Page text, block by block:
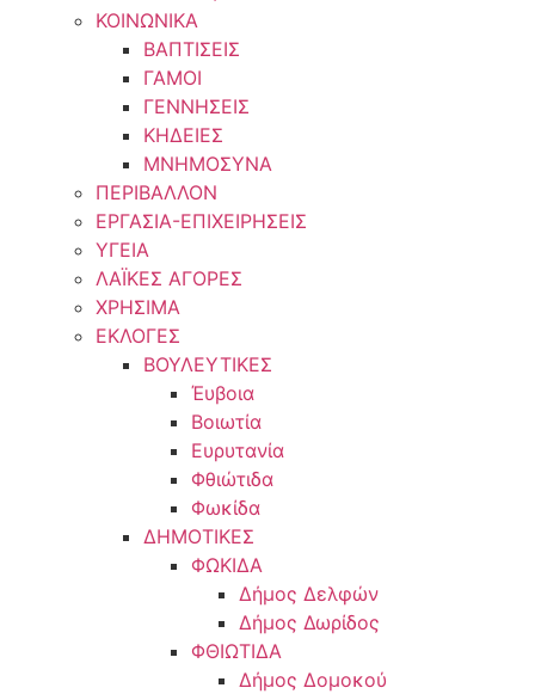
ΚΟΙΝΩΝΙΚΑ
ΒΑΠΤΙΣΕΙΣ
ΓΑΜΟΙ
ΓΕΝΝΗΣΕΙΣ
ΚΗΔΕΙΕΣ
ΜΝΗΜΟΣΥΝΑ
ΠΕΡΙΒΑΛΛΟΝ
ΕΡΓΑΣΙΑ-ΕΠΙΧΕΙΡΗΣΕΙΣ
ΥΓΕΙΑ
ΛΑΪΚΕΣ ΑΓΟΡΕΣ
ΧΡΗΣΙΜΑ
ΕΚΛΟΓΕΣ
ΒΟΥΛΕΥΤΙΚΕΣ
Έυβοια
Βοιωτία
Ευρυτανία
Φθιώτιδα
Φωκίδα
ΔΗΜΟΤΙΚΕΣ
ΦΩΚΙΔΑ
Δήμος Δελφών
Δήμος Δωρίδος
ΦΘΙΩΤΙΔΑ
Δήμος Δομοκού